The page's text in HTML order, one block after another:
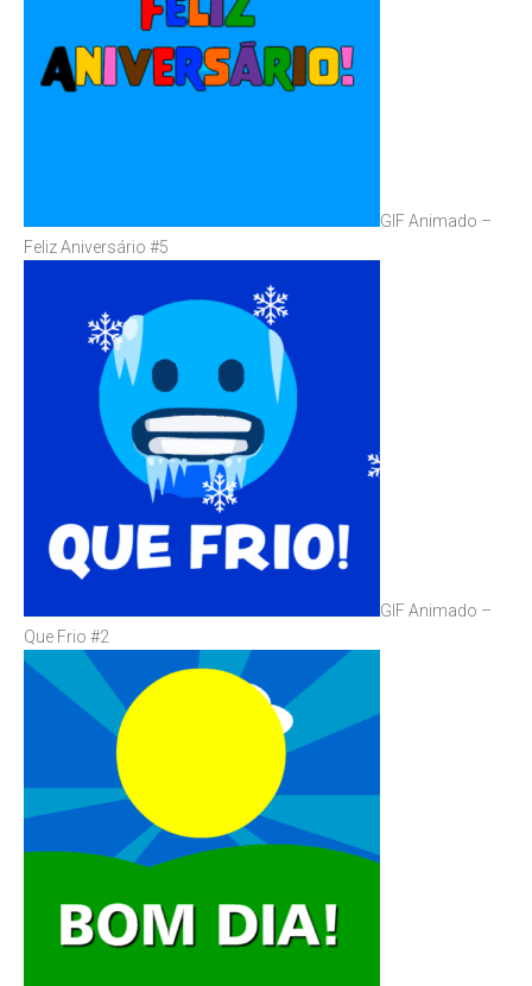
GIF Animado –
Feliz Aniversário #5
GIF Animado –
Que Frio #2